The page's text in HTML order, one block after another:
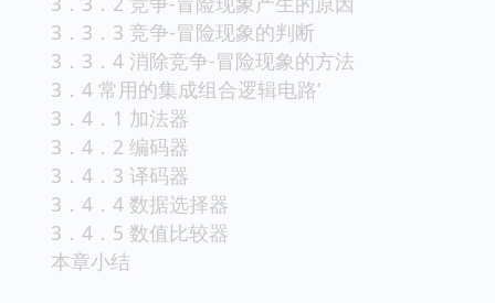
3．3．3 竞争-冒险现象的判断
3．3．4 消除竞争-冒险现象的方法
3．4 常用的集成组合逻辑电路‘
3．4．1 加法器
3．4．2 编码器
3．4．3 译码器
3．4．4 数据选择器
3．4．5 数值比较器
本章小结